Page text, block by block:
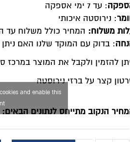
: עד 7 ימי אספקה
: נירוסטה איכותי
משלוח: המחיר כולל משלוח עד
: בדוק עם המוקד שלנו האם ניתן לקבל
להזמין ולקבל את המוצר במרכז
קצר על ברזי נירוסטה
and enable this
הנקוב מתייחס לנתונים